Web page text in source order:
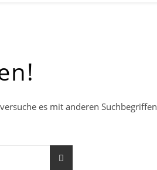
es mit anderen Suchbegriffen